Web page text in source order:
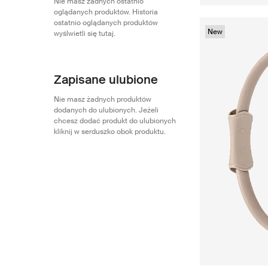
oglądanych produktów. Historia
ostatnio oglądanych produktów
wyślwietli się tutaj.
Zapisane ulubione
Nie masz żadnych produktów
dodanych do ulubionych. Jeżeli
chcesz dodać produkt do ulubionych
kliknij w serduszko obok produktu.
New